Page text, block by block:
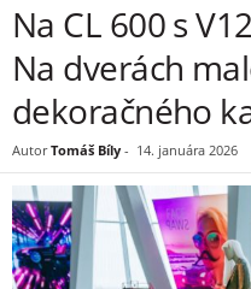
Na CL 600 s
Na dverách
dekoračného
Autor Tomáš Bíly - 14. januára 2026